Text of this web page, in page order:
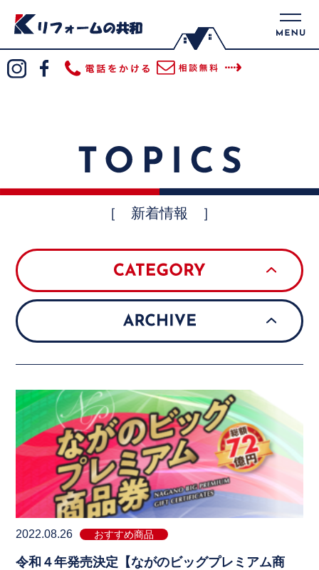
［ 新着情報 ］
2022.08.26 おすすめ商品
令和４年発売決定【ながのビッグプレミアム商